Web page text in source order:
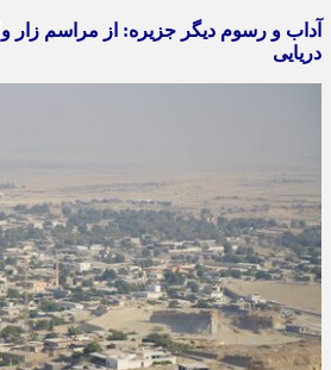
آداب و رسوم دیگر جزیره: از مراسم زار و
دریایی